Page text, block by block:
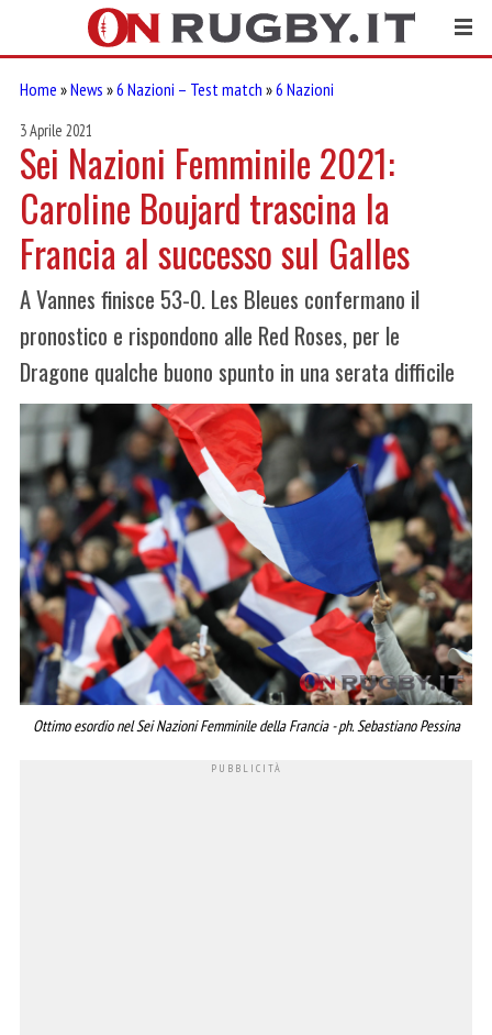
Home »News »6 Nazioni – Test match »6 Nazioni
3 Aprile 2021
Sei Nazioni Femminile 2021:
Caroline Boujard trascina la
Francia al successo sul Galles
A Vannes finisce 53-0. Les Bleues confermano il
pronostico e rispondono alle Red Roses, per le
Dragone qualche buono spunto in una serata difficile
Ottimo esordio nel Sei Nazioni Femminile della Francia - ph. Sebastiano Pessina